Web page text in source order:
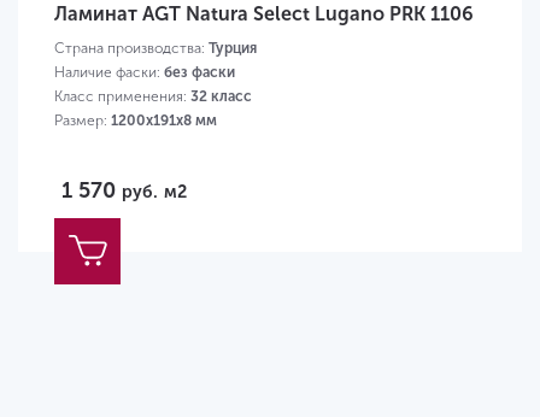
Ламинат AGT Natura Select Lugano PRK 1106
Страна производства: Турция
Наличие фаски: без фаски
Класс применения: 32 класс
Размер: 1200х191х8 мм
1 570 руб. м2